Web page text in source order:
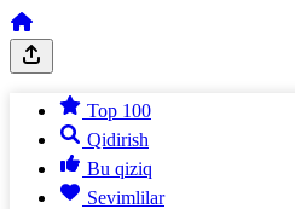
Top 100
Qidirish
Bu qiziq
Sevimlilar